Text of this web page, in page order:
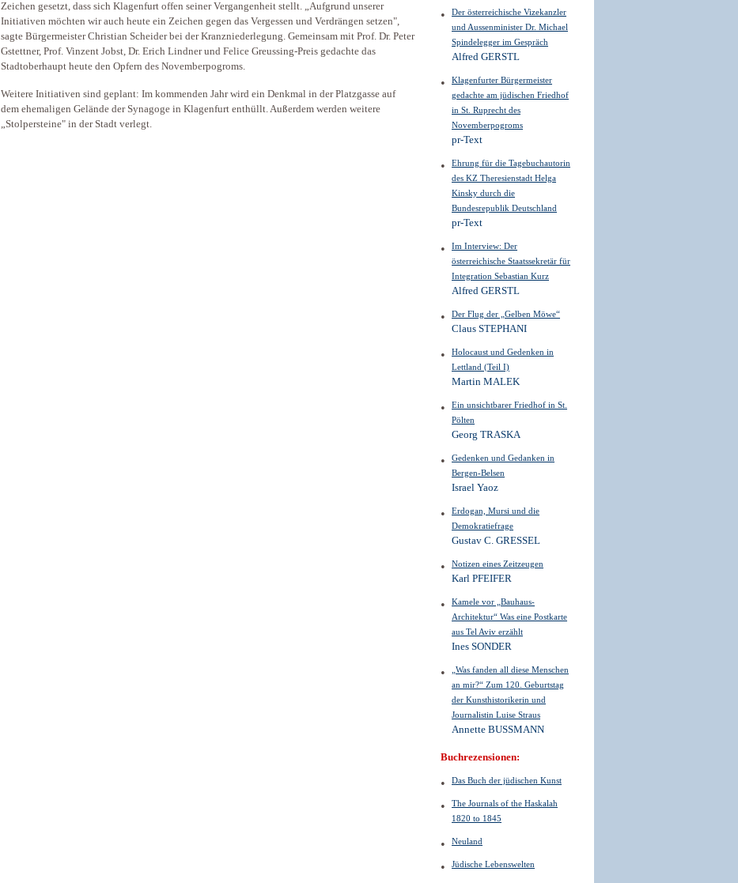
Zeichen gesetzt, dass sich Klagenfurt offen seiner Vergangenheit stellt. „Aufgrund unserer
Initiativen möchten wir auch heute ein Zeichen gegen das Vergessen und Verdrängen setzen",
sagte Bürgermeister Christian Scheider bei der Kranzniederlegung. Gemeinsam mit Prof. Dr. Peter
Gstettner, Prof. Vinzent Jobst, Dr. Erich Lindner und Felice Greussing-Preis gedachte das
Stadtoberhaupt heute den Opfern des Novemberpogroms.
Weitere Initiativen sind geplant: Im kommenden Jahr wird ein Denkmal in der Platzgasse auf
dem ehemaligen Gelände der Synagoge in Klagenfurt enthüllt. Außerdem werden weitere
„Stolpersteine" in der Stadt verlegt.
Der österreichische Vizekanzler
und Aussenminister Dr. Michael
Spindelegger im Gespräch
Alfred GERSTL
Klagenfurter Bürgermeister
gedachte am jüdischen Friedhof
in St. Ruprecht des
Novemberpogroms
pr-Text
Ehrung für die Tagebuchautorin
des KZ Theresienstadt Helga
Kinsky durch die
Bundesrepublik Deutschland
pr-Text
Im Interview: Der
österreichische Staatssekretär für
Integration Sebastian Kurz
Alfred GERSTL
Der Flug der „Gelben Möwe“
Claus STEPHANI
Holocaust und Gedenken in
Lettland (Teil I)
Martin MALEK
Ein unsichtbarer Friedhof in St.
Pölten
Georg TRASKA
Gedenken und Gedanken in
Bergen-Belsen
Israel Yaoz
Erdogan, Mursi und die
Demokratiefrage
Gustav C. GRESSEL
Notizen eines Zeitzeugen
Karl PFEIFER
Kamele vor „Bauhaus-
Architektur“ Was eine Postkarte
aus Tel Aviv erzählt
Ines SONDER
„Was fanden all diese Menschen
an mir?“ Zum 120. Geburtstag
der Kunsthistorikerin und
Journalistin Luise Straus
Annette BUSSMANN
Buchrezensionen:
Das Buch der jüdischen Kunst
The Journals of the Haskalah
1820 to 1845
Neuland
Jüdische Lebenswelten